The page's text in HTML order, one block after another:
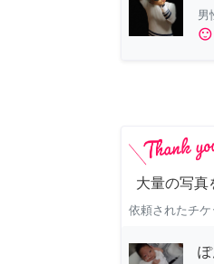
男
sentiment_satisfied
大量の写真
依頼されたチケ